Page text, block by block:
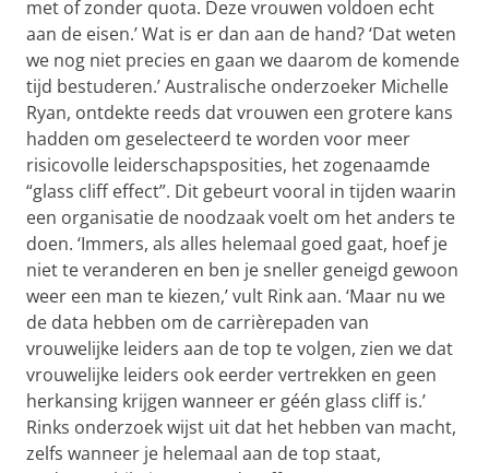
met of zonder quota. Deze vrouwen voldoen echt
aan de eisen.’ Wat is er dan aan de hand? ‘Dat weten
we nog niet precies en gaan we daarom de komende
tijd bestuderen.’ Australische onderzoeker Michelle
Ryan, ontdekte reeds dat vrouwen een grotere kans
hadden om geselecteerd te worden voor meer
risicovolle leiderschapsposities, het zogenaamde
“glass cliff effect”. Dit gebeurt vooral in tijden waarin
een organisatie de noodzaak voelt om het anders te
doen. ‘Immers, als alles helemaal goed gaat, hoef je
niet te veranderen en ben je sneller geneigd gewoon
weer een man te kiezen,’ vult Rink aan. ‘Maar nu we
de data hebben om de carrièrepaden van
vrouwelijke leiders aan de top te volgen, zien we dat
vrouwelijke leiders ook eerder vertrekken en geen
herkansing krijgen wanneer er géén glass cliff is.’
Rinks onderzoek wijst uit dat het hebben van macht,
zelfs wanneer je helemaal aan de top staat,